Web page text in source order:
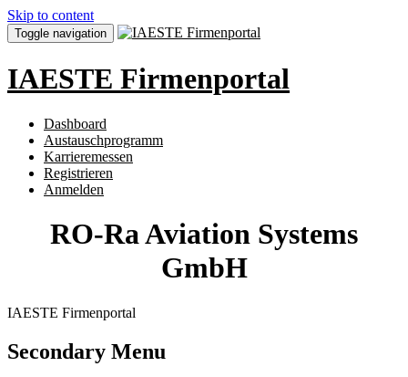
Skip to content
Toggle navigation
IAESTE Firmenportal
Dashboard
Austauschprogramm
Karrieremessen
Registrieren
Anmelden
RO-Ra Aviation Systems
GmbH
IAESTE Firmenportal
Secondary Menu